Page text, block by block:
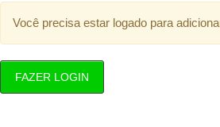
Você precisa estar logado para
FAZER LOGIN